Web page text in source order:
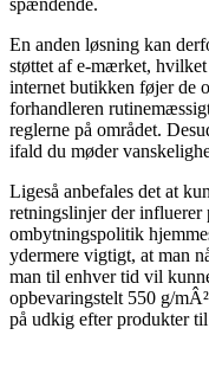
En anden løsning kan
støttet af e-mærket,
internet butikken føjer de
forhandleren
reglerne på området.
ifald du møder
Ligeså anbefales det at
retningslinjer der influerer
ombytningspolitik
ydermere vigtigt, at man
man til enhver tid vil
opbevaringstelt 550 g/
på udkig efter produkter